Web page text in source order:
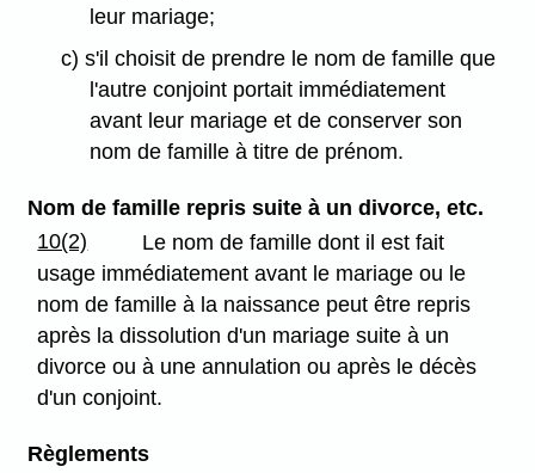
leur mariage;
c) s'il choisit de prendre le nom de famille que
l'autre conjoint portait immédiatement
avant leur mariage et de conserver son
nom de famille à titre de prénom.
Nom de famille repris suite à un divorce, etc.
10(2)
Le nom de famille dont il est fait
usage immédiatement avant le mariage ou le
nom de famille à la naissance peut être repris
après la dissolution d'un mariage suite à un
divorce ou à une annulation ou après le décès
d'un conjoint.
Règlements